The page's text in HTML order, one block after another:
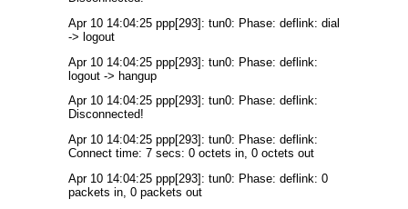
Apr 10 14:04:25 ppp[293]: tun0: Phase: deflink: dial
-> logout
Apr 10 14:04:25 ppp[293]: tun0: Phase: deflink:
logout -> hangup
Apr 10 14:04:25 ppp[293]: tun0: Phase: deflink:
Disconnected!
Apr 10 14:04:25 ppp[293]: tun0: Phase: deflink:
Connect time: 7 secs: 0 octets in, 0 octets out
Apr 10 14:04:25 ppp[293]: tun0: Phase: deflink: 0
packets in, 0 packets out